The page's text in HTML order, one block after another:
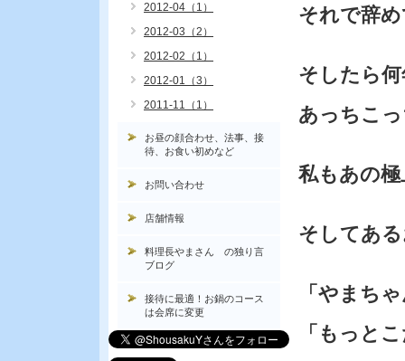
それで辞
そしたら
あっちこ
私もあの
そしてあ
「やまち
「もっと
2012-04（1）
2012-03（2）
2012-02（1）
2012-01（3）
2011-11（1）
お昼の顔合わせ、法事、接
待、お食い初めなど
お問い合わせ
店舗情報
料理長やまさん の独り言
ブログ
接待に最適！お鍋のコース
は会席に変更